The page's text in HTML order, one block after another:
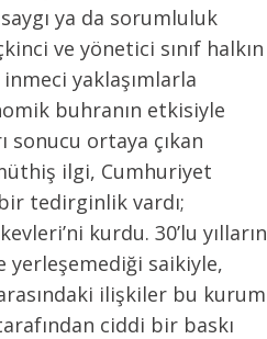
ya da sorumluluk
ve yönetici sınıf halkın
yaklaşımlarla
buhranın etkisiyle
sonucu ortaya çıkan
ilgi, Cumhuriyet
tedirginlik vardı;
kurdu. 30’lu yılların
yerleşemediği saikiyle,
ilişkiler bu kurum
ciddi bir baskı